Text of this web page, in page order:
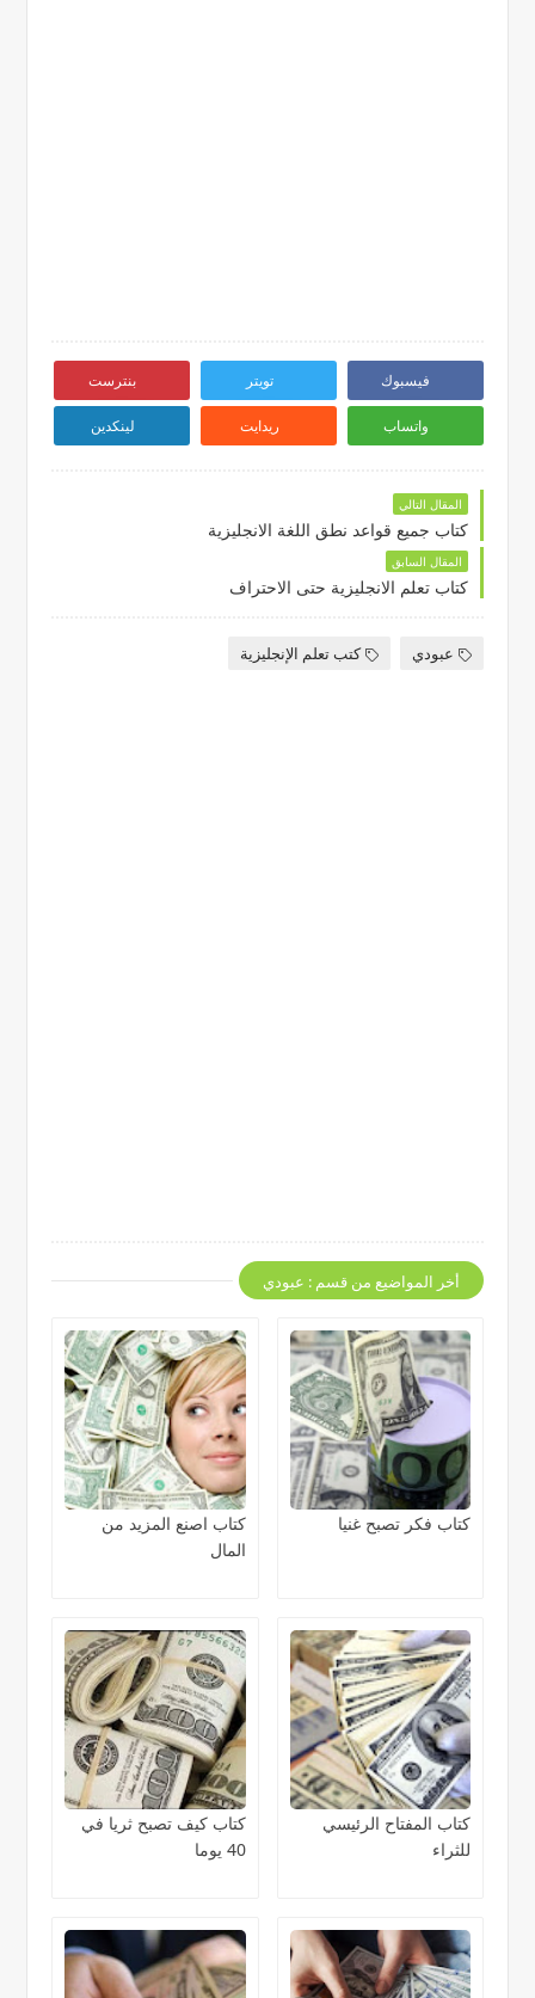
فيسبوك تويتر بنترست
واتساب ريدايت لينكدين
المقال التالي
كتاب جميع قواعد نطق اللغة الانجليزية
المقال السابق
كتاب تعلم الانجليزية حتى الاحتراف
عبودي كتب تعلم الإنجليزية
أخر المواضيع من قسم : عبودي
كتاب فكر تصبح غنيا
كتاب اصنع المزيد من
المال
كتاب المفتاح الرئيسي
للثراء
كتاب كيف تصبح ثريا في
40 يوما